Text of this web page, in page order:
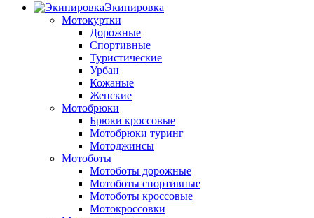
Экипировка
Мотокуртки
Дорожные
Спортивные
Туристические
Урбан
Кожаные
Женские
Мотобрюки
Брюки кроссовые
Мотобрюки туринг
Мотоджинсы
Мотоботы
Мотоботы дорожные
Мотоботы спортивные
Мотоботы кроссовые
Мотокроссовки